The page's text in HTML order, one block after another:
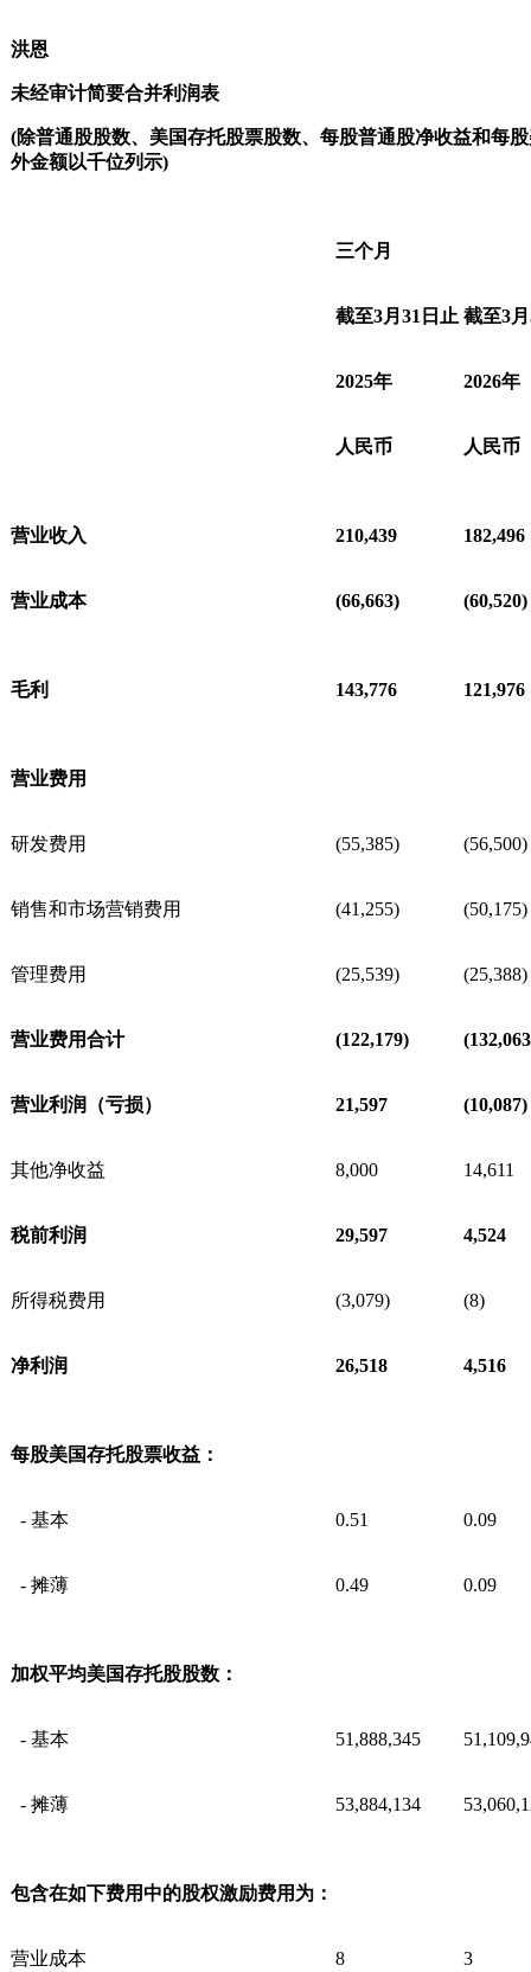
洪恩
未经审计简要合并利润表
(除普通股股数、美国存托股票股数、每股普通股净收益和每
外金额以千位列示)
三个月
截至3月 31 日止 截至3月
2025年 2026年
人民币 人民币
营业收入 210,439 182,496
营业成本 (66,663) (60,520)
毛利 143,776 121,976
营业费用
研发费用 (55,385) (56,500)
销售和市场营销费用 (41,255) (50,175)
管理费用 (25,539) (25,388)
营业费用合计 (122,179)
营业利润（亏损） 21,597 (10,087)
其他净收益 8,000 14,611
税前利润 29,597 4,524
所得税费用 (3,079) (8)
净利润 26,518 4,516
每股美国存托股票收益：
- 基本 0.51 0.09
- 摊薄 0.49 0.09
加权平均美国存托股股数：
- 基本 51,888,345
- 摊薄 53,884,134
包含在如下费用中的股权激励费用为：
营业成本 8 3